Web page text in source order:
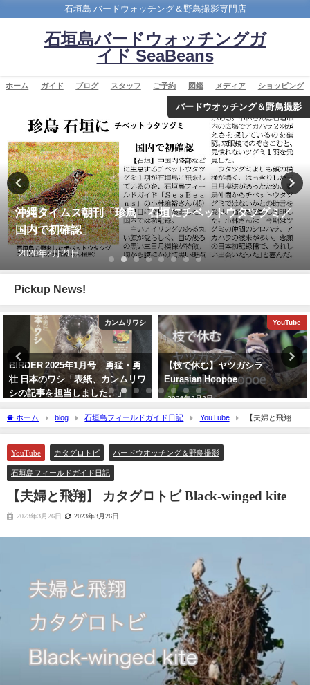
石垣島 バードウォッチング＆野鳥撮影専門店
石垣島バードウォッチングガ
イド SeaBeans
ホーム ガイド ブログ スタッフ ご予約 図鑑 メディア ショッピング
バードウオッチング＆野鳥撮影
沖縄タイムス朝刊「珍鳥 石垣にチベットウタツグミ／
国内で初確認」
2020年2月21日
Pickup News!
カンムリワシ
BIRDER 2025年1月号 勇猛・勇
壮 日本のワシ「表紙、カンムリワ
シの記事を担当しました。」
YouTube
【枝で休む】ヤツガシラ
Eurasian Hoopoe
2026年3月3日
ホーム blog 石垣島フィールドガイド日記 YouTube
【夫婦と飛翔】
カタグロトビ Black-winged kite
YouTube カタグロトビ バードウオッチング＆野鳥撮影
石垣島フィールドガイド日記
【夫婦と飛翔】 カタグロトビ Black-winged kite
2023年3月26日 2023年3月26日